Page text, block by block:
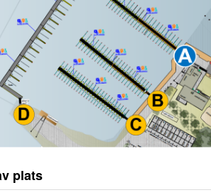
plats